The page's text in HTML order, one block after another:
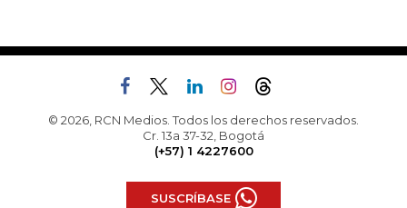
© 2026, RCN Medios. Todos los derechos reservados.
Cr. 13a 37-32, Bogotá
(+57) 1 4227600
SUSCRÍBASE